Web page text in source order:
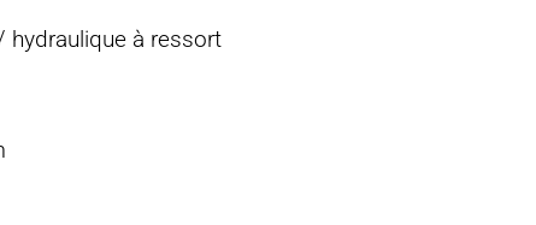
hydraulique à ressort